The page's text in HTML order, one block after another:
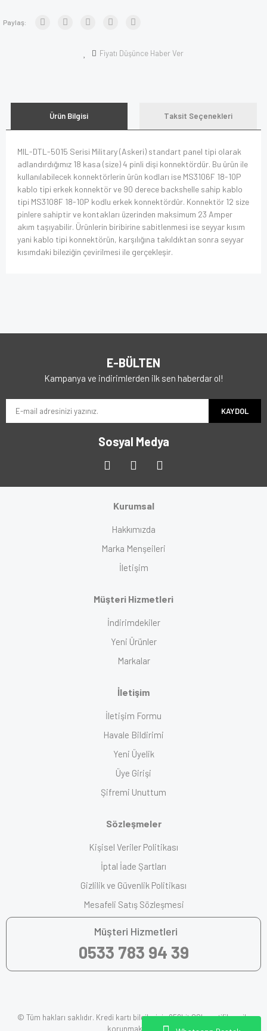
Paylaş:
Fiyatı Düşünce Haber Ver
Ürün Bilgisi Taksit Seçenekleri
MIL-DTL-5015 Serisi Military (Askeri) standart panel tipi olarak
adlandırdığımız 18 kasa (size) 4 pinli dişi konnektördür. Bu ürün ile
kullanılabilecek konnektörlerin ürün kodları ise MS3106F 18-10P
kablo tipi erkek konnektör ve 90 derece backshelle sahip kablo
tipi MS3108F 18-10P kodlu erkek konnektördür. Konnektör 12 size
pinlere sahiptir ve kontakları üzerinden maksimum 23 Amper
akım taşıyabilir. Ürünlerin biribirine sabitlenmesi ise seyyar kısım
yani kablo tipi konnektörün, karşılığına takıldıktan sonra seyyar
kısımdaki bileziğin çevirilmesi ile gerçekleşir.
E-BÜLTEN
Kampanya ve indirimlerden ilk sen haberdar ol!
KAYDOL
Sosyal Medya
Kurumsal
Hakkımızda
Marka Menşeileri
İletişim
Müşteri Hizmetleri
İndirimdekiler
Yeni Ürünler
Markalar
İletişim
İletişim Formu
Havale Bildirimi
Yeni Üyelik
Üye Girişi
Şifremi Unuttum
Sözleşmeler
Kişisel Veriler Politikası
İptal İade Şartları
Gizlilik ve Güvenlik Politikası
Mesafeli Satış Sözleşmesi
Müşteri Hizmetleri
0533 783 94 39
© Tüm hakları saklıdır. Kredi kartı bilgileriniz 256bit SSL sertifikası ile
korunmaktadır.